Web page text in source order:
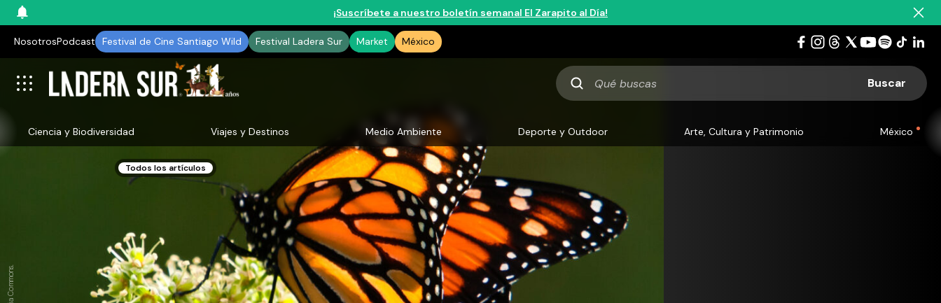
¡Suscríbete a nuestro boletín semanal El Zarapito al Día!
NosotrosPodcast Festival de Cine Santiago Wild Festival Ladera Sur Market México
Qué
buscas
Ciencia y Biodiversidad Viajes y Destinos Medio Ambiente Deporte y Outdoor Arte, Cultura y Patrimonio México
Todos los artículos